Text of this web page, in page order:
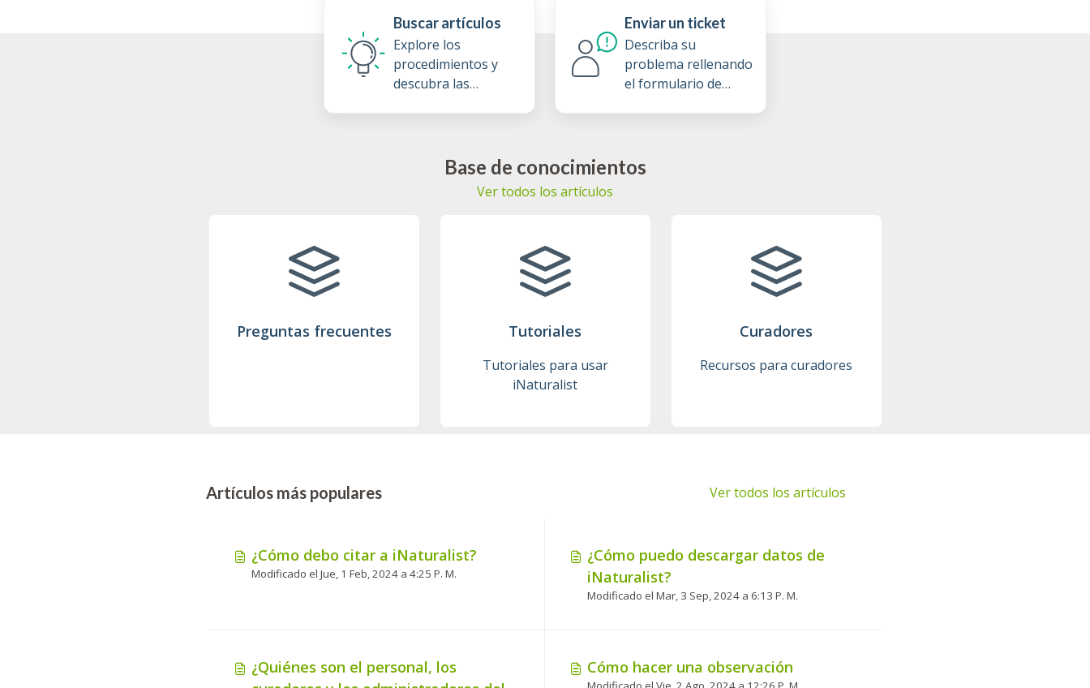
Buscar artículos
Explore los
procedimientos y
descubra las
conocimientos
Enviar un ticket
Describa su
problema rellenando
el formulario de
Base de conocimientos
Ver todos los artículos
Preguntas frecuentes Tutoriales
Tutoriales para usar
iNaturalist
Curadores
Recursos para curadores
Artículos más populares Ver todos los artículos
¿Cómo debo citar a iNaturalist?
Modificado el Jue, 1 Feb, 2024 a 4:25 P. M.
¿Cómo puedo descargar datos de
iNaturalist?
Modificado el Mar, 3 Sep, 2024 a 6:13 P. M.
¿Quiénes son el personal, los
Cómo hacer una observación